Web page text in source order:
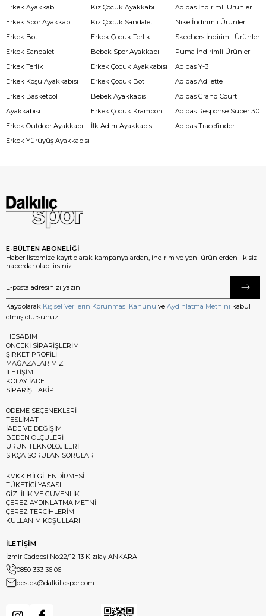
Erkek Ayakkabı
Erkek Spor Ayakkabı
Erkek Bot
Erkek Sandalet
Erkek Terlik
Erkek Koşu Ayakkabısı
Erkek Basketbol
Ayakkabısı
Erkek Outdoor Ayakkabı
Erkek Yürüyüş Ayakkabısı
Kız Çocuk Ayakkabı
Kız Çocuk Sandalet
Erkek Çocuk Terlik
Bebek Spor Ayakkabı
Erkek Çocuk Ayakkabısı
Erkek Çocuk Bot
Bebek Ayakkabısı
Erkek Çocuk Krampon
İlk Adım Ayakkabısı
Adidas İndirimli Ürünler
Nike İndirimli Ürünler
Skechers İndirimli Ürünler
Puma İndirimli Ürünler
Adidas Y-3
Adidas Adilette
Adidas Grand Court
Adidas Response Super 3.0
Adidas Tracefinder
E-BÜLTEN ABONELİĞİ
Haber listemize kayıt olarak kampanyalardan, indirim ve yeni ürünlerden ilk siz
haberdar olabilirsiniz.
Kaydolarak Kişisel Verilerin Korunması Kanunu ve Aydınlatma Metnini kabul
etmiş olursunuz.
HESABIM
ÖNCEKİ SİPARİŞLERİM
ŞİRKET PROFİLİ
MAĞAZALARIMIZ
İLETİŞİM
KOLAY İADE
SİPARİŞ TAKİP
ÖDEME SEÇENEKLERİ
TESLİMAT
İADE VE DEĞİŞİM
BEDEN ÖLÇÜLERİ
ÜRÜN TEKNOLOJİLERİ
SIKÇA SORULAN SORULAR
KVKK BİLGİLENDİRMESİ
TÜKETİCİ YASASI
GİZLİLİK VE GÜVENLİK
ÇEREZ AYDINLATMA METNİ
ÇEREZ TERCİHLERİM
KULLANIM KOŞULLARI
İLETİŞİM
İzmir Caddesi No:22/12-13 Kızılay ANKARA
0850 333 36 06
destek@dalkilicspor.com